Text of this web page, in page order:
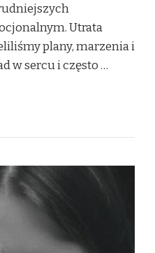
Utrata
plany, marzenia i
w sercu i często …